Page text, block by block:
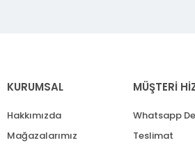
KURUMSAL
Hakkımızda
Mağazalarımız
MÜŞTERİ
Whatsapp
Teslimat